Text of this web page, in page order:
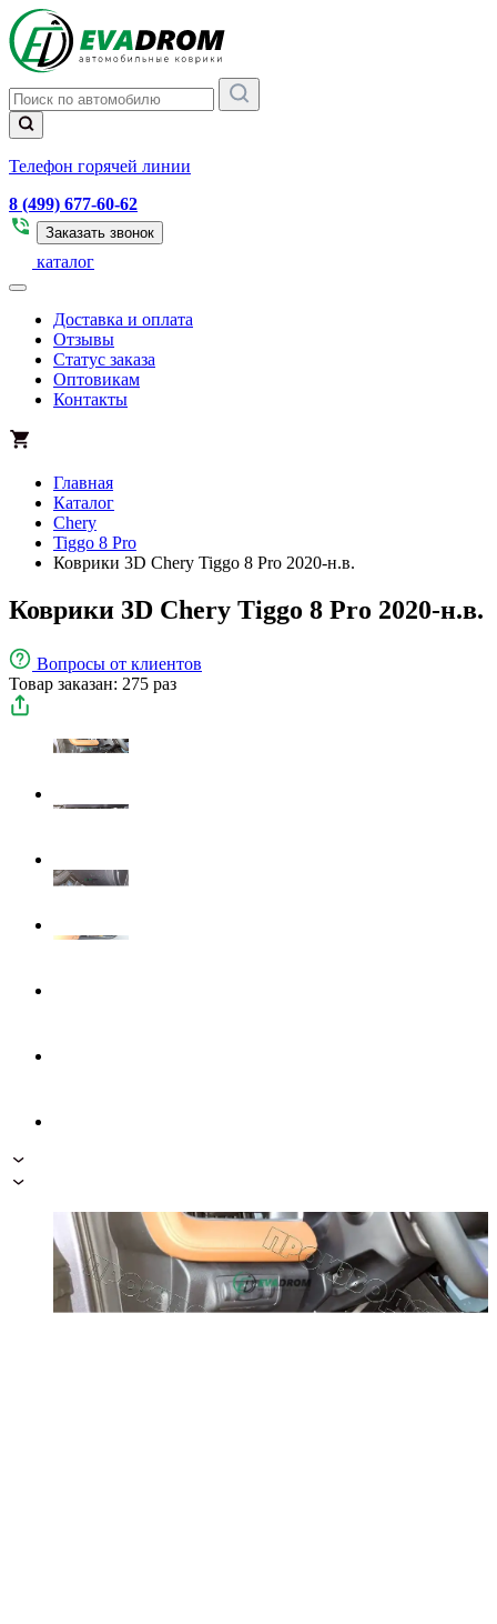
Телефон горячей линии
8 (499) 677-60-62
Заказать звонок
каталог
Доставка и оплата
Отзывы
Статус заказа
Оптовикам
Контакты
Главная
Каталог
Chery
Tiggo 8 Pro
Коврики 3D Chery Tiggo 8 Pro 2020-н.в.
Коврики 3D Chery Tiggo 8 Pro 2020-н.в.
Вопросы от клиентов
Товар заказан: 275 раз